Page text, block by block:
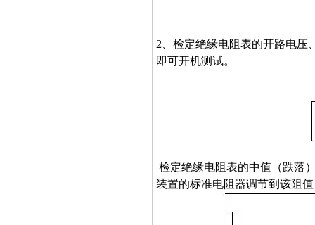
2、检定绝缘电阻表的开路电压
即可开机测试。
检定绝缘电阻表的中值（跌落
装置的标准电阻器调节到该阻